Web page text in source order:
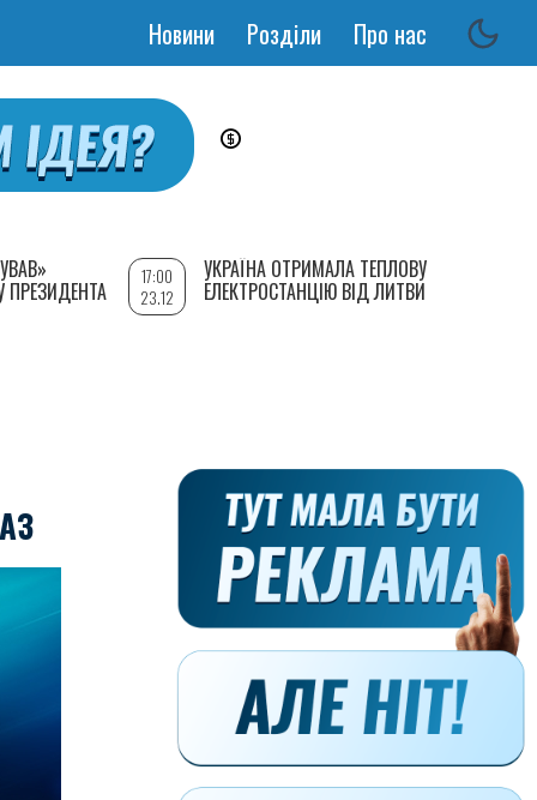
Основная
Новини Розділи Про нас
ПРЕЗИДЕНТА
17:00
23.12
УКРАЇНА ОТРИМАЛА ТЕПЛОВУ
ЕЛЕКТРОСТАНЦІЮ ВІД ЛИТВИ